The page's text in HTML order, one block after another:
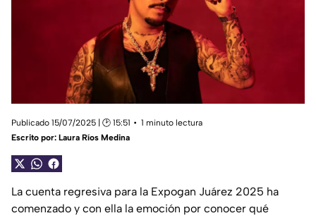
Publicado 15/07/2025 | 🕑 15:51
1 minuto lectura
Escrito por: Laura Ríos Medina
La cuenta regresiva para la Expogan Juárez 2025 ha
comenzado y con ella la emoción por conocer qué